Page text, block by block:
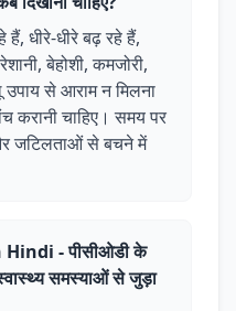
हैं, धीरे-धीरे बढ़ रहे हैं,
बेहोशी, कमजोरी,
से आराम न मिलना
करानी चाहिए। समय पर
जटिलताओं से बचने में
- पीसीओडी के
समस्याओं से जुड़ा